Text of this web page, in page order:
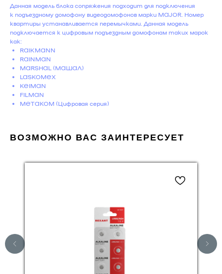
Данная модель блока сопряжения подходит для подключения
к подъездному домофону видеодомофонов марки MAJOR. Номер
квартиры устанавливается перемычками. Данная модель
подключается к цифровым подъездным домофонам таких марок
как:
RAIKMANN
RAINMAN
MARSHAL (МАШАЛ)
LASKOMEX
KEIMAN
FILMAN
МЕТАКОМ (Цифровая серия)
ВОЗМОЖНО ВАС ЗАИНТЕРЕСУЕТ